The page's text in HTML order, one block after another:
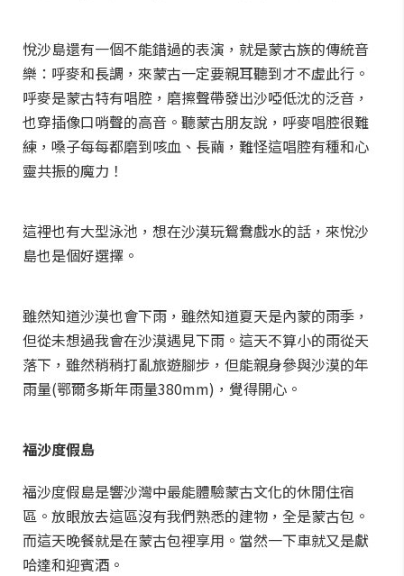
悅沙島還有一個不能錯過的表演，就是蒙古族的傳統音
樂：呼麥和長調，來蒙古一定要親耳聽到才不虛此行。
呼麥是蒙古特有唱腔，磨擦聲帶發出沙啞低沈的泛音，
也穿插像口哨聲的高音。聽蒙古朋友說，呼麥唱腔很難
練，嗓子每每都磨到咳血、長繭，難怪這唱腔有種和心
靈共振的魔力！
這裡也有大型泳池，想在沙漠玩鴛鴦戲水的話，來悅沙
島也是個好選擇。
雖然知道沙漠也會下雨，雖然知道夏天是內蒙的雨季，
但從未想過我會在沙漠遇見下雨。這天不算小的雨從天
落下，雖然稍稍打亂旅遊腳步，但能親身參與沙漠的年
雨量(鄂爾多斯年雨量380mm)，覺得開心。
福沙度假島
福沙度假島是響沙灣中最能體驗蒙古文化的休閒住宿
區。放眼放去這區沒有我們熟悉的建物，全是蒙古包。
而這天晚餐就是在蒙古包裡享用。當然一下車就又是獻
哈達和迎賓酒。